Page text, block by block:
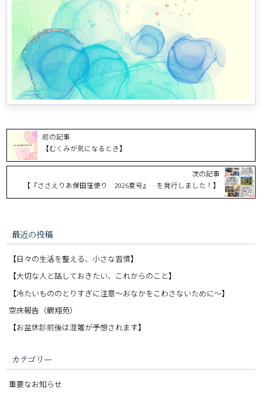
前の記事
【むくみが気になるとき】
次の記事
【『ささえりあ保田窪便り 2026夏号』 を発行しました！】
最近の投稿
【日々の生活を整える、小さな習慣】
【大切な人と話しておきたい、これからのこと】
【冷たいもののとりすぎに注意〜おなかをこわさないために〜】
空床報告（鶴翔苑）
【お盆休診前後は混雑が予想されます】
カテゴリー
重要なお知らせ